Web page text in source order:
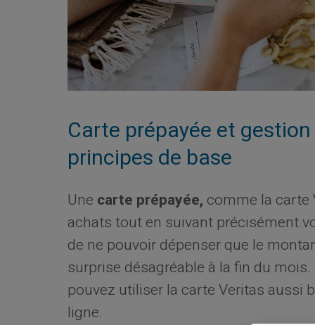
Carte prépayée et
principes de base
Une carte prépayée,comme la carte
achats tout en suivant précisément
de ne pouvoir dépenser que le
surprise désagréable à la fin du
pouvez utiliser la carte Veritas aussi
ligne.